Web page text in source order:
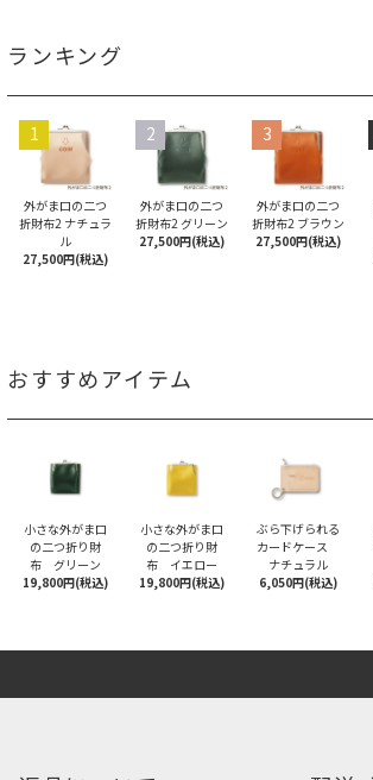
ランキング
1
外がま口の二つ
折財布2 ナチュラ
ル
27,500円(税込)
2
外がま口の二つ
折財布2 グリーン
27,500円(税込)
3
外がま口の二つ
折財布2 ブラウン
27,500円(税込)
おすすめアイテム
小さな外がま口
の二つ折り財
布 グリーン
19,800円(税込)
小さな外がま口
の二つ折り財
布 イエロー
19,800円(税込)
ぶら下げられる
カードケース
ナチュラル
6,050円(税込)